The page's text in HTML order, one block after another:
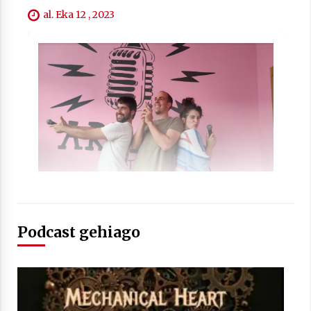
al. Eka 12 , 2023
Podcast gehiago